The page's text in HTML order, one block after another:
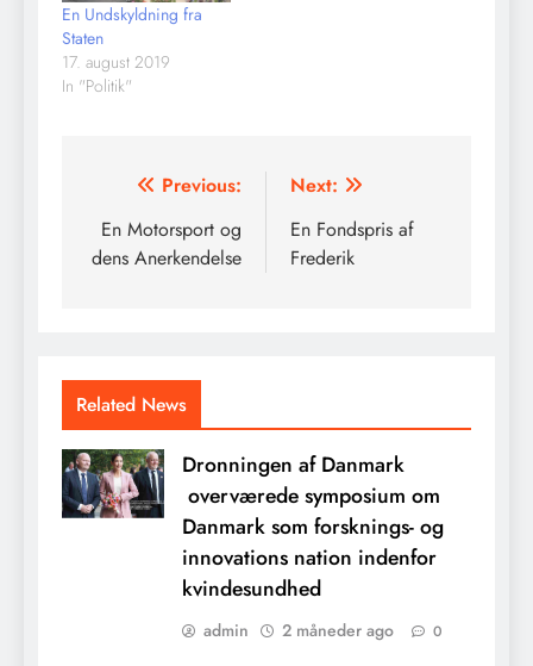
En Undskyldning fra
Staten
17. august 2019
In "Politik"
Indlægsnavigation
Previous:
En Motorsport og
dens Anerkendelse
Next:
En Fondspris af
Frederik
Related News
Dronningen af Danmark
overværede symposium om
Danmark som forsknings- og
innovations nation indenfor
kvindesundhed
admin 2 måneder ago 0